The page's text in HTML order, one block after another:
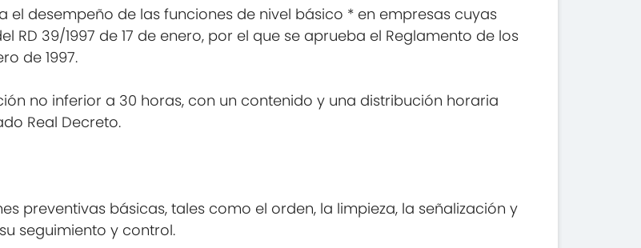
desempeño de las funciones de nivel básico * en empresas cuyas
RD 39/1997 de 17 de enero, por el que se aprueba el Reglamento de los
de 1997.
no inferior a 30 horas, con un contenido y una distribución horaria
Real Decreto.
preventivas básicas, tales como el orden, la limpieza, la señalización y
seguimiento y control.